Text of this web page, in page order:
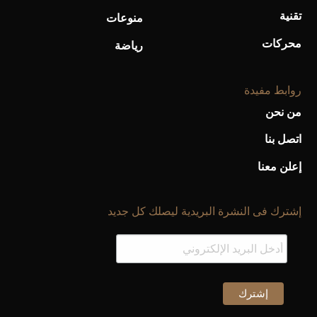
تقنية
محركات
منوعات
رياضة
روابط مفيدة
من نحن
اتصل بنا
إعلن معنا
إشترك فى النشرة البريدية ليصلك كل جديد